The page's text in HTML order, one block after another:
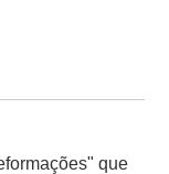
que